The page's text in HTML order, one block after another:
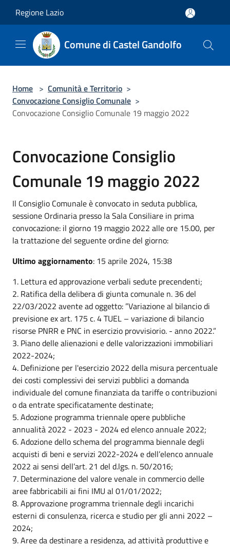
Regione Lazio
Comune di Castel Gandolfo
Home > Comunità e Territorio >
Convocazione Consiglio Comunale >
Convocazione Consiglio Comunale 19 maggio 2022
Convocazione Consiglio
Comunale 19 maggio 2022
Il Consiglio Comunale è convocato in seduta pubblica,
sessione Ordinaria presso la Sala Consiliare in prima
convocazione: il giorno 19 maggio 2022 alle ore 15.00, per
la trattazione del seguente ordine del giorno:
Ultimo aggiornamento: 15 aprile 2024, 15:38
1. Lettura ed approvazione verbali sedute precendenti;
2. Ratifica della delibera di giunta comunale n. 36 del
22/03/2022 avente ad oggetto: ”Variazione al bilancio di
previsione ex art. 175 c. 4 TUEL – variazione di bilancio
risorse PNRR e PNC in esercizio provvisiorio. - anno 2022.”
3. Piano delle alienazioni e delle valorizzazioni immobiliari
2022-2024;
4. Definizione per l'esercizio 2022 della misura percentuale
dei costi complessivi dei servizi pubblici a domanda
individuale del comune finanziata da tariffe o contribuzioni
o da entrate specificatamente destinate;
5. Adozione programma triennale opere pubbliche
annualità 2022 - 2023 - 2024 ed elenco annuale 2022;
6. Adozione dello schema del programma biennale degli
acquisti di beni e servizi 2022-2024 e dell’elenco annuale
2022 ai sensi dell’art. 21 del d.lgs. n. 50/2016;
7. Determinazione del valore venale in commercio delle
aree fabbricabili ai fini IMU al 01/01/2022;
8. Approvazione programma triennale degli incarichi
esterni di consulenza, ricerca e studio per gli anni 2022 –
2024;
9. Aree da destinare a residenza, ad attività produttive e